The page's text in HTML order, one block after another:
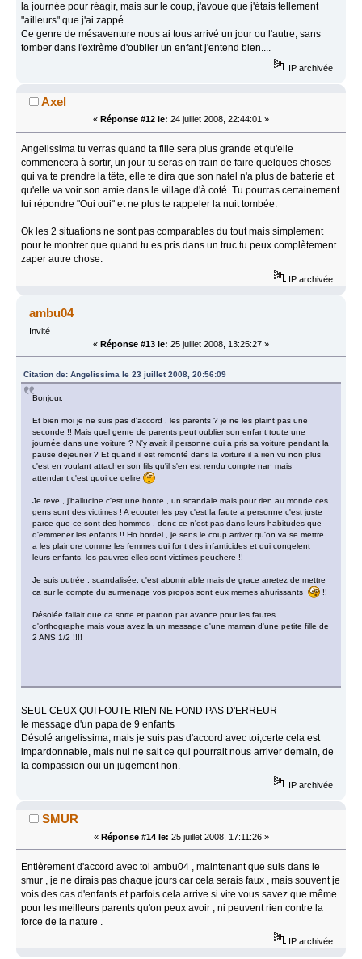
la journée pour réagir, mais sur le coup, j'avoue que j'étais tellement
"ailleurs" que j'ai zappé.......
Ce genre de mésaventure nous ai tous arrivé un jour ou l'autre, sans
tomber dans l'extrème d'oublier un enfant j'entend bien....
IP archivée
Axel
« Réponse #12 le: 24 juillet 2008, 22:44:01 »
Angelissima tu verras quand ta fille sera plus grande et qu'elle
commencera à sortir, un jour tu seras en train de faire quelques choses
qui va te prendre la tête, elle te dira que son natel n'a plus de batterie et
qu'elle va voir son amie dans le village d'à coté. Tu pourras certainement
lui répondre "Oui oui" et ne plus te rappeler la nuit tombée.
Ok les 2 situations ne sont pas comparables du tout mais simplement
pour te montrer que quand tu es pris dans un truc tu peux complètement
zaper autre chose.
IP archivée
ambu04
Invité
« Réponse #13 le: 25 juillet 2008, 13:25:27 »
Citation de: Angelissima le 23 juillet 2008, 20:56:09
Bonjour,
Et bien moi je ne suis pas d'accord , les parents ? je ne les plaint pas une
seconde !! Mais quel genre de parents peut oublier son enfant toute une
journée dans une voiture ? N'y avait il personne qui a pris sa voiture pendant la
pause dejeuner ? Et quand il est remonté dans la voiture il a rien vu non plus
c'est en voulant attacher son fils qu'il s'en est rendu compte nan mais
attendant c'est quoi ce delire
Je reve , j'hallucine c'est une honte , un scandale mais pour rien au monde ces
gens sont des victimes ! A ecouter les psy c'est la faute a personne c'est juste
parce que ce sont des hommes , donc ce n'est pas dans leurs habitudes que
d'emmener les enfants !! Ho bordel , je sens le coup arriver qu'on va se mettre
a les plaindre comme les femmes qui font des infanticides et qui congelent
leurs enfants, les pauvres elles sont victimes peuchere !!
Je suis outrée , scandalisée, c'est abominable mais de grace arretez de mettre
ca sur le compte du surmenage vos propos sont eux memes ahurissants
!!
Désolée fallait que ca sorte et pardon par avance pour les fautes
d'orthographe mais vous avez la un message d'une maman d'une petite fille de
2 ANS 1/2 !!!!
SEUL CEUX QUI FOUTE RIEN NE FOND PAS D'ERREUR
le message d'un papa de 9 enfants
Désolé angelissima, mais je suis pas d'accord avec toi,certe cela est
impardonnable, mais nul ne sait ce qui pourrait nous arriver demain, de
la compassion oui un jugement non.
IP archivée
SMUR
« Réponse #14 le: 25 juillet 2008, 17:11:26 »
Entièrement d'accord avec toi ambu04 , maintenant que suis dans le
smur , je ne dirais pas chaque jours car cela serais faux , mais souvent je
vois des cas d'enfants et parfois cela arrive si vite vous savez que même
pour les meilleurs parents qu'on peux avoir , ni peuvent rien contre la
force de la nature .
IP archivée